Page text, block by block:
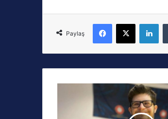
Paylaş